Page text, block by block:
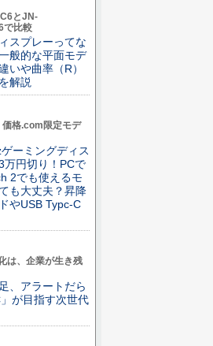
とJN-
で比較
スプレーってな
般的な平面モデ
いや曲率（R）
解説
格.com限定モデ
ーミングディス
万円切り！PCで
2でも使えるモ
も大丈夫？昇降
やUSB Typc-C
は、企業が生き残
、アラートだら
が目指す次世代